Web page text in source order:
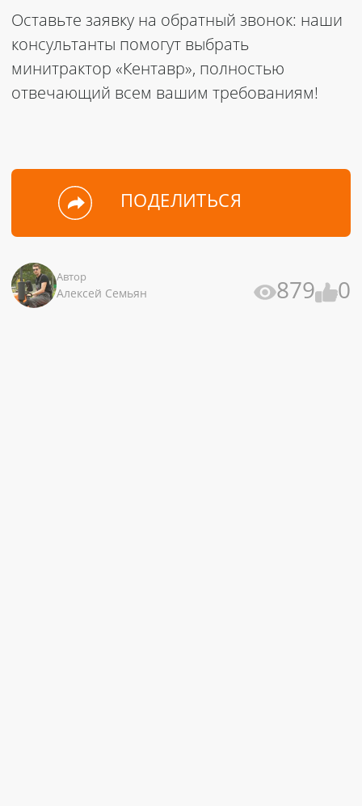
Оставьте заявку на обратный звонок: наши
консультанты помогут выбрать
минитрактор «Кентавр», полностью
отвечающий всем вашим требованиям!
ПОДЕЛИТЬСЯ
Автор
Алексей Семьян 879 0